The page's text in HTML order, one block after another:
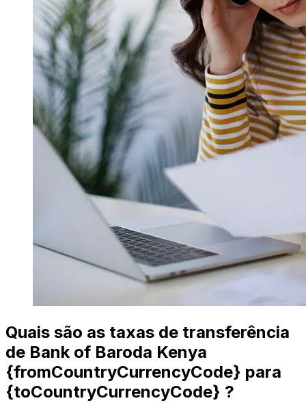
Quais são as taxas de transferência
de Bank of Baroda Kenya
{fromCountryCurrencyCode} para
{toCountryCurrencyCode} ?